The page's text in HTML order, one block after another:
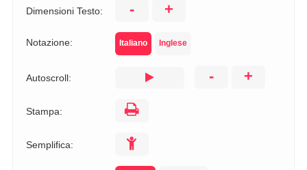
Dimensioni Testo: - +
Notazione: Italiano Inglese
Autoscroll: - +
Stampa:
Semplifica: